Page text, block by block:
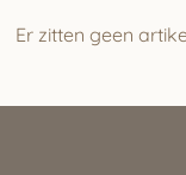
Er zitten geen